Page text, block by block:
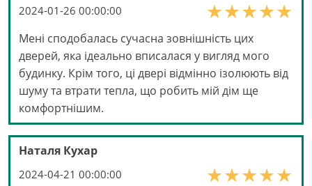
2024-01-26 00:00:00
Мені сподобалась сучасна зовнішність цих
дверей, яка ідеально вписалася у вигляд мого
будинку. Крім того, ці двері відмінно ізолюють від
шуму та втрати тепла, що робить мій дім ще
комфортнішим.
Наталя Кухар
2024-04-21 00:00:00